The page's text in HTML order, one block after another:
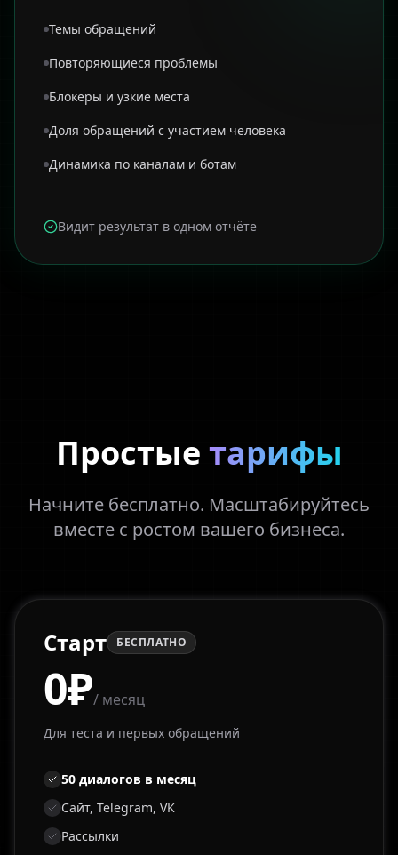
Темы обращений
Повторяющиеся проблемы
Блокеры и узкие места
Доля обращений с участием человека
Динамика по каналам и ботам
Видит результат в одном отчёте
Простые тарифы
Начните бесплатно. Масштабируйтесь
вместе с ростом вашего бизнеса.
Старт БЕСПЛАТНО
0₽/ месяц
Для теста и первых обращений
50 диалогов в месяц
Сайт, Telegram, VK
Рассылки